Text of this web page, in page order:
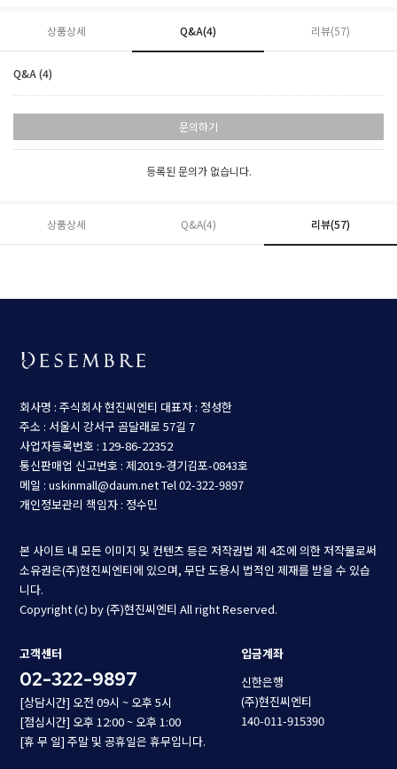
상품상세 Q&A(4) 리뷰(57)
Q&A (4)
문의하기
등록된 문의가 없습니다.
상품상세 Q&A(4) 리뷰(57)
회사명 : 주식회사 현진씨엔티 대표자 : 정성한
주소 : 서울시 강서구 곰달래로 57길 7
사업자등록번호 : 129-86-22352
통신판매업 신고번호 : 제2019-경기김포-0843호
메일 : uskinmall@daum.netTel 02-322-9897
개인정보관리 책임자 : 정수민
본 사이트 내 모든 이미지 및 컨텐츠 등은 저작권법 제 4조에 의한 저작물로써
소유권은(주)현진씨엔티에 있으며, 무단 도용시 법적인 제재를 받을 수 있습
니다.
Copyright (c) by (주)현진씨엔티 All right Reserved.
고객센터
02-322-9897
[상담시간] 오전 09시 ~ 오후 5시
[점심시간] 오후 12:00 ~ 오후 1:00
[휴 무 일] 주말 및 공휴일은 휴무입니다.
입금계좌
신한은행
(주)현진씨엔티
140-011-915390